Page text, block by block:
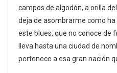
campos de algodón, a orilla
deja de asombrarme como
este blues, que no conoce de
lleva hasta una ciudad de
pertenece a esa gran nación